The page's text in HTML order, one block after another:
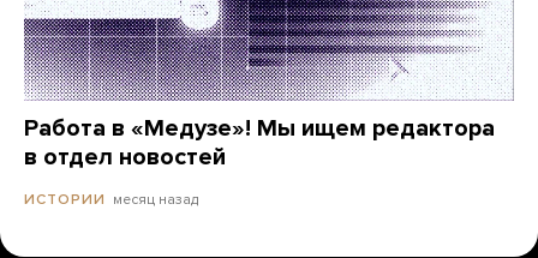
Работа в «Медузе»! Мы ищем редактора
в отдел новостей
ИСТОРИИ месяц назад